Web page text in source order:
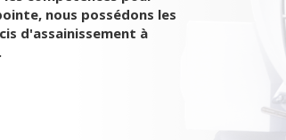
nous possédons les
d'assainissement à